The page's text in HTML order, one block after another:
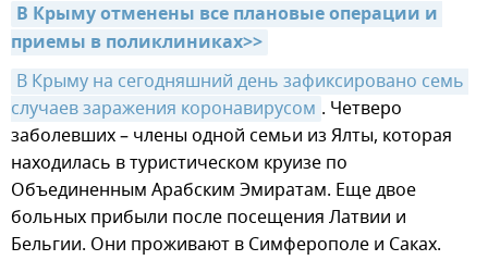
В Крыму отменены все плановые операции и
приемы в поликлиниках>>
В Крыму на сегодняшний день зафиксировано семь
случаев заражения коронавирусом . Четверо
заболевших – члены одной семьи из Ялты, которая
находилась в туристическом круизе по
Объединенным Арабским Эмиратам. Еще двое
больных прибыли после посещения Латвии и
Бельгии. Они проживают в Симферополе и Саках.